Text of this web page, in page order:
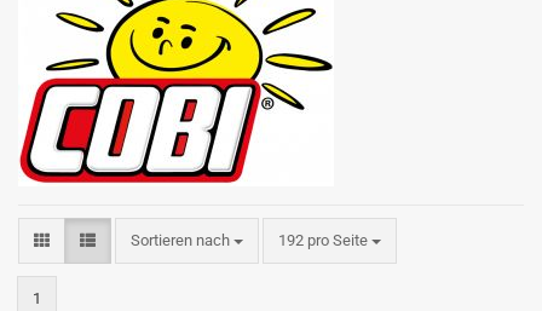
Sortieren nach
Sortieren nach 192 pro Seite
pro Seite
1